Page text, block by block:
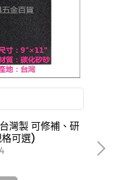
灣製 可修補、研
可選)